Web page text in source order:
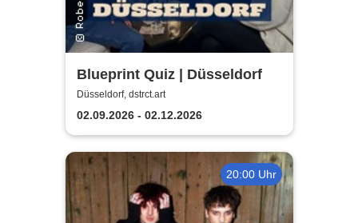
Blueprint Quiz | Düsseldorf
Düsseldorf, dstrct.art
02.09.2026 - 02.12.2026
20:00 Uhr